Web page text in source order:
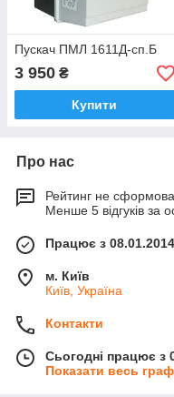
Пускач ПМЛ 1611Д-сп.Б
3 950 ₴
Купити
Про нас
Рейтинг не
Менше 5 відгуків за
Працює з 08.01.2014
м. Київ
Київ, Україна
Контакти
Сьогодні працює з
Показати весь